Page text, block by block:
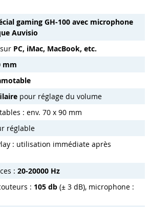
gaming GH-100 avec microphone
Auvisio
PC, iMac, MacBook, etc.
mm
pour réglage du volume
: env. 70 x 90 mm
réglable
: utilisation immédiate après
: 20-20000 Hz
: 105 db (± 3 dB), microphone :